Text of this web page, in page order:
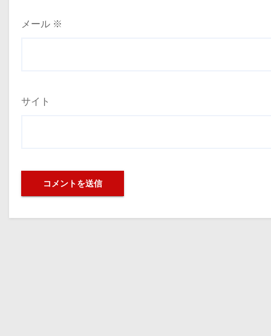
メール ※
サイト